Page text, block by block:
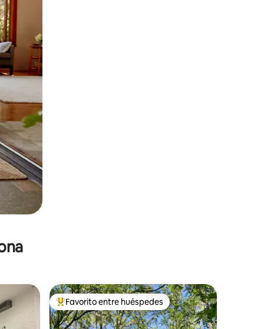
tocando y deslizando la pantalla.
De los mejores en Favorito entre huéspedes
Favorito entre huéspedes